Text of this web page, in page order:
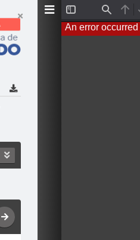
Sidebar
Find
An error